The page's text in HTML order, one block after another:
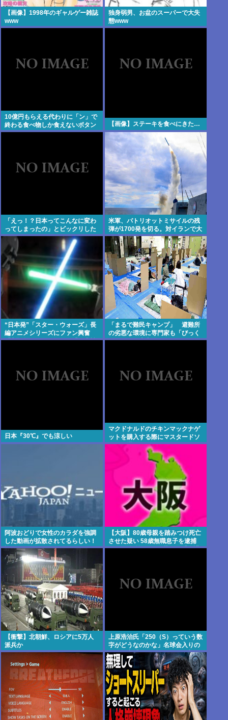
【画像】1998年のギャルゲー雑誌
www
独身弱男、お盆のスーパーで大失
態www
10億円もらえる代わりに「ン」で
終わる食べ物しか食えないボタン
【画像】ステーキを食べにきた…
「えっ！？日本ってこんなに変わ
ってしまったの」とビックリした
こと
米軍、パトリオットミサイルの残
弾が1700発を切る。対イランで大
量消耗した分を補填するのに2年
以上かかる模様。
“日本発”「スター・ウォーズ」長
編アニメシリーズにファン興奮
「劇場版にして欲しい」「艦隊戦
「まるで難民キャンプ」 避難所
の劣悪な環境に専門家も「びっく
りした」 車中泊にもリスクが
日本『30℃』でも涼しい
マクドナルドのチキンマックナゲ
ットを購入する際にマスタードソ
ースを選ぶやつ、ゲェジだった
阿波おどりで女性のカラダを強調
した動画が拡散されてるらしい！
許せないなこれ
【大阪】80歳母親を踏みつけ死亡
させた疑い 58歳無職息子を逮捕
13～14年前から2人暮らし「介護
【衝撃】北朝鮮、ロシアに5万人
派兵か
上原浩治氏「250（S）っていう数
字がどうなのかな」名球会入りの
条件提言「300とか…」 #野球 |
2000安打のハードルが低い